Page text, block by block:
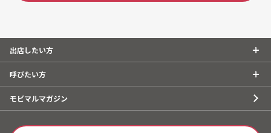
出店したい方
呼びたい方
モビマルマガジン